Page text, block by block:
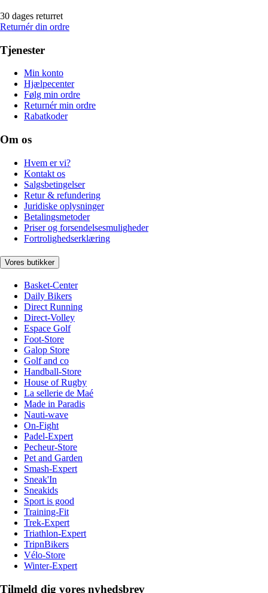
30 dages returret
Returnér din ordre
Tjenester
Min konto
Hjælpecenter
Følg min ordre
Returnér min ordre
Rabatkoder
Om os
Hvem er vi?
Kontakt os
Salgsbetingelser
Retur & refundering
Juridiske oplysninger
Betalingsmetoder
Priser og forsendelsesmuligheder
Fortrolighedserklæring
Vores butikker
Basket-Center
Daily Bikers
Direct Running
Direct-Volley
Espace Golf
Foot-Store
Galop Store
Golf and co
Handball-Store
House of Rugby
La sellerie de Maé
Made in Paradis
Nauti-wave
On-Fight
Padel-Expert
Pecheur-Store
Pet and Garden
Smash-Expert
Sneak'In
Sneakids
Sport is good
Training-Fit
Trek-Expert
Triathlon-Expert
TripnBikers
Vélo-Store
Winter-Expert
Tilmeld dig vores nyhedsbrev